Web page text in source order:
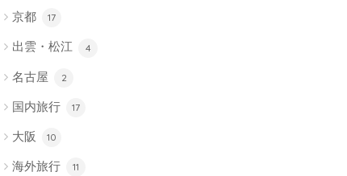
京都 17
出雲・松江 4
名古屋 2
国内旅行 17
大阪 10
海外旅行 11